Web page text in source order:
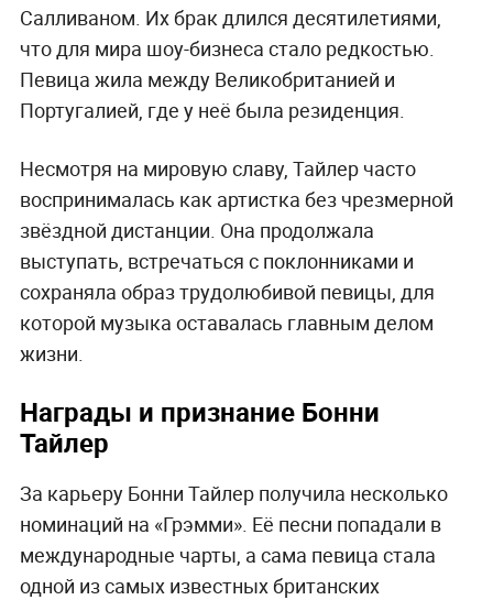
Салливаном. Их брак длился десятилетиями,
что для мира шоу-бизнеса стало редкостью.
Певица жила между Великобританией и
Португалией, где у неё была резиденция.
Несмотря на мировую славу, Тайлер часто
воспринималась как артистка без чрезмерной
звёздной дистанции. Она продолжала
выступать, встречаться с поклонниками и
сохраняла образ трудолюбивой певицы, для
которой музыка оставалась главным делом
жизни.
Награды и признание Бонни
Тайлер
За карьеру Бонни Тайлер получила несколько
номинаций на «Грэмми». Её песни попадали в
международные чарты, а сама певица стала
одной из самых известных британских